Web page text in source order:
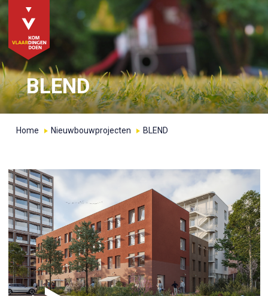
BLEND
Home Nieuwbouwprojecten BLEND